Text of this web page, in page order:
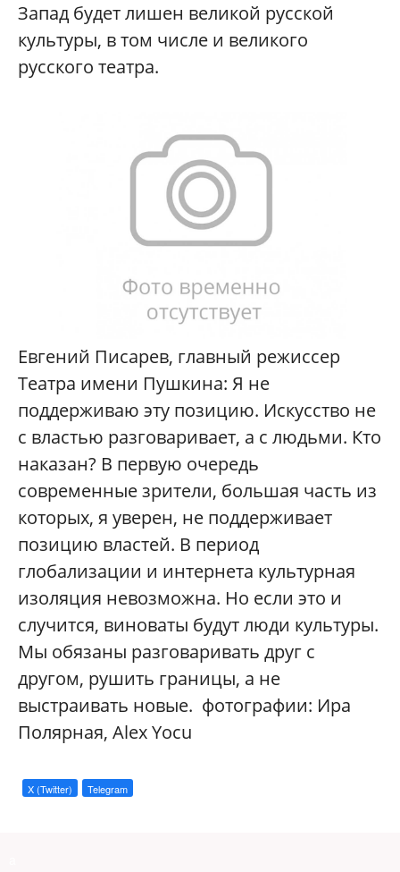
Запад будет лишен великой русской
культуры, в том числе и великого
русского театра.
Евгений Писарев, главный режиссер
Театра имени Пушкина: Я не
поддерживаю эту позицию. Искусство не
с властью разговаривает, а с людьми. Кто
наказан? В первую очередь
современные зрители, большая часть из
которых, я уверен, не поддерживает
позицию властей. В период
глобализации и интернета культурная
изоляция невозможна. Но если это и
случится, виноваты будут люди культуры.
Мы обязаны разговаривать друг с
другом, рушить границы, а не
выстраивать новые. фотографии: Ира
Полярная, Alex Yocu
X (Twitter) Telegram